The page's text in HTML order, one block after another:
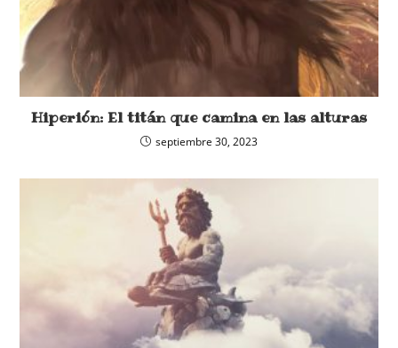
Hiperión: El titán que camina en las alturas
septiembre 30, 2023